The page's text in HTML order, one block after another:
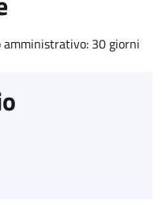
amministrativo: 30 giorni